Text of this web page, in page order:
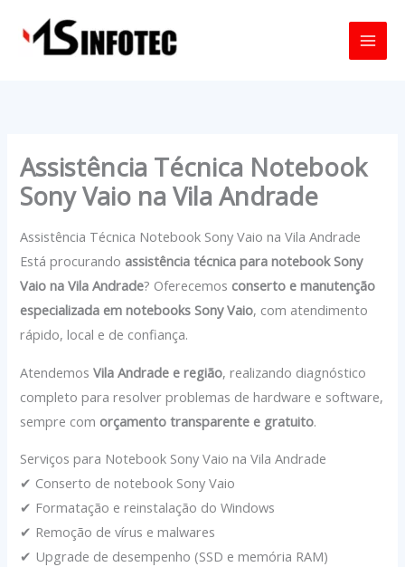
para
Assistência Técnica Notebook
Sony Vaio na Vila Andrade
Assistência Técnica Notebook Sony Vaio na Vila Andrade
Está procurando assistência técnica para notebook Sony
Vaio na Vila Andrade? Oferecemos conserto e manutenção
especializada em notebooks Sony Vaio, com atendimento
rápido, local e de confiança.
AtendemosVila Andrade e região, realizando diagnóstico
completo para resolver problemas de hardware e software,
sempre com orçamento transparente e gratuito.
Serviços para Notebook Sony Vaio na Vila Andrade
✔ Conserto de notebook Sony Vaio
✔ Formatação e reinstalação do Windows
✔ Remoção de vírus e malwares
✔ Upgrade de desempenho (SSD e memória RAM)